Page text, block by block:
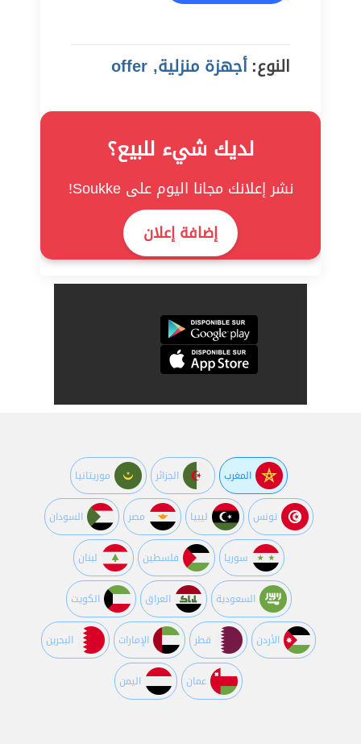
النوع:أجهزة منزلية, offer
لديك شيء للبيع؟
نشر إعلانك مجانا اليوم على Soukke!
إضافة إعلان
المغرب الجزائر موريتانيا
تونس ليبيا مصر السودان
سوريا فلسطين لبنان
السعودية العراق الكويت
اﻷردن قطر اﻹمارات البحرين
عمان اليمن